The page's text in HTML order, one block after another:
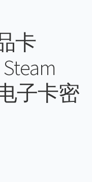
卡
子卡密